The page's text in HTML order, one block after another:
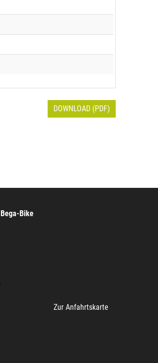
DOWNLOAD (PDF)
Bike
Zur Anfahrtskarte